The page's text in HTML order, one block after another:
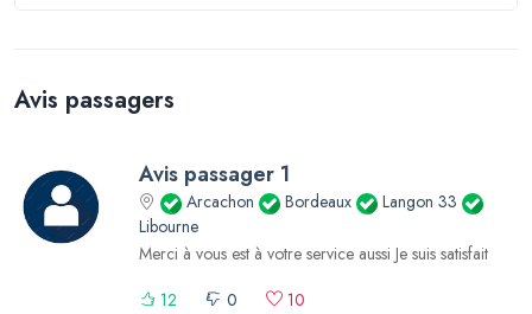
Avis passagers
Avis passager 1
Arcachon Bordeaux
Langon 33
Libourne
Merci à vous est à votre service aussi Je suis satisfait
12
0 10